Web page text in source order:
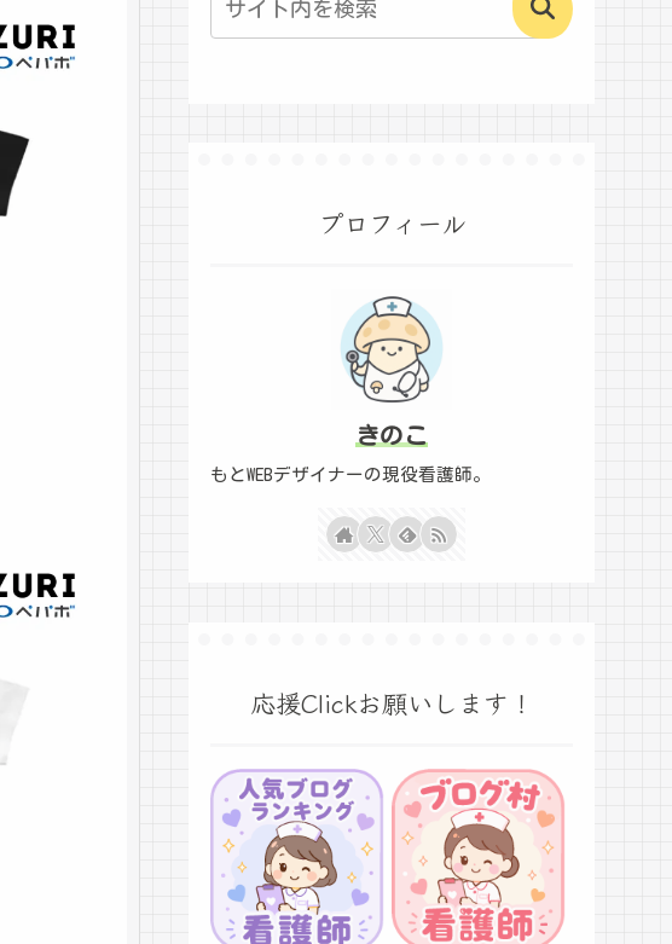
プロフィール
きのこ
もとWEBデザイナーの現役看護師。
応援Clickお願いします！